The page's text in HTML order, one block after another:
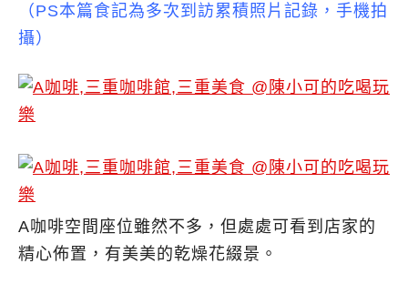
（PS本篇食記為多次到訪累積照片記錄，手機拍
攝）
A咖啡空間座位雖然不多，但處處可看到店家的
精心佈置，有美美的乾燥花綴景。